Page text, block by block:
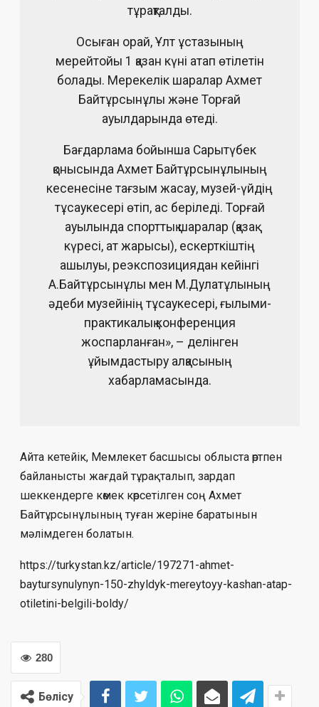
тұрақталды.
Осыған орай, Ұлт ұстазының
мерейтойы 1 қазан күні атап өтілетін
болады. Мерекелік шаралар Ахмет
Байтұрсынұлы және Торғай
ауылдарында өтеді.
Бағдарлама бойынша Сарытүбек
қонысында Ахмет Байтұрсынұлының
кесенесіне тағзым жасау, музей-үйдің
тұсаукесері өтіп, ас беріледі. Торғай
ауылында спорттық шаралар (қазақ
күресі, ат жарысы), ескерткіштің
ашылуы, реэкспозициядан кейінгі
А.Байтұрсынұлы мен М.Дулатұлының
әдеби музейінің тұсаукесері, ғылыми-
практикалық конференция
жоспарланған», – делінген
ұйымдастыру алқасының
хабарламасында.
Айта кетейік, Мемлекет басшысы облыста өртпен
байланысты жағдай тұрақталып, зардап
шеккендерге көмек көрсетілген соң Ахмет
Байтұрсынұлының туған жеріне баратынын
мәлімдеген болатын.
https://turkystan.kz/article/197271-ahmet-
baytursynulynyn-150-zhyldyk-mereytoyy-kashan-atap-
otiletini-belgili-boldy/
280
Бөлісу